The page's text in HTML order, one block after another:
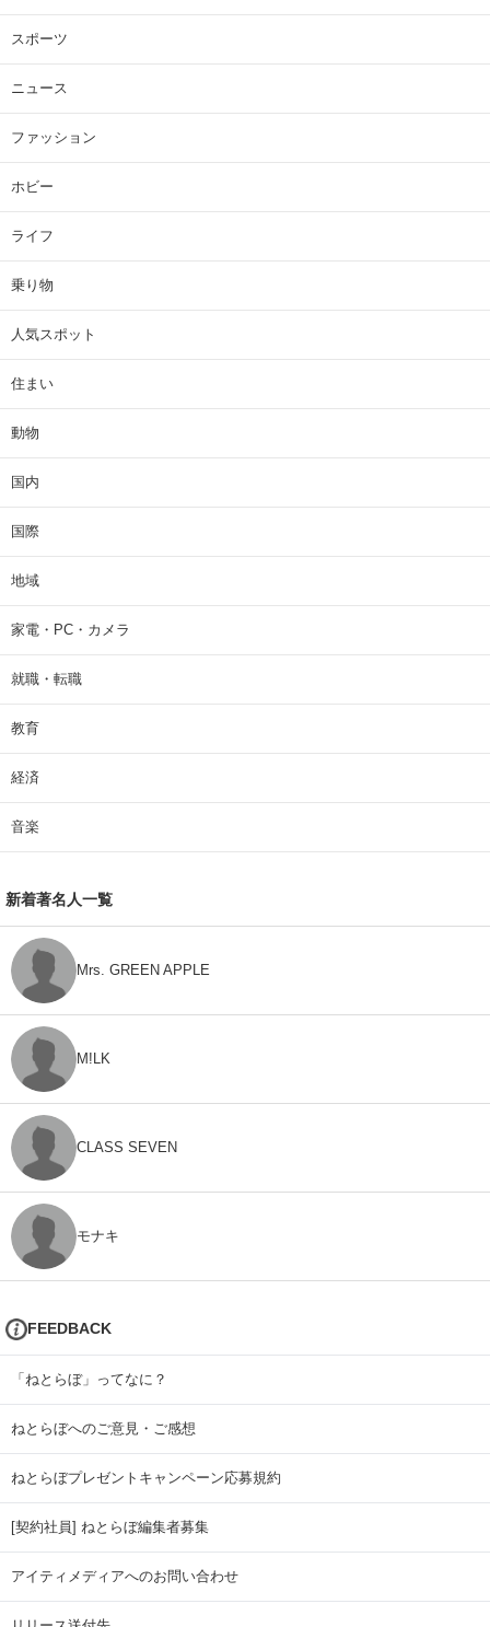
スポーツ
ニュース
ファッション
ホビー
ライフ
乗り物
人気スポット
住まい
動物
国内
国際
地域
家電・PC・カメラ
就職・転職
教育
経済
音楽
新着著名人一覧
Mrs. GREEN APPLE
M!LK
CLASS SEVEN
モナキ
FEEDBACK
「ねとらぼ」ってなに？
ねとらぼへのご意見・ご感想
ねとらぼプレゼントキャンペーン応募規約
[契約社員] ねとらぼ編集者募集
アイティメディアへのお問い合わせ